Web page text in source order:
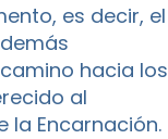
es decir, el
hacia los
al
la Encarnación.